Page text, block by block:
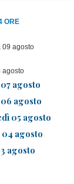
ORE
09 agosto
agosto
agosto
agosto
05 agosto
agosto
agosto